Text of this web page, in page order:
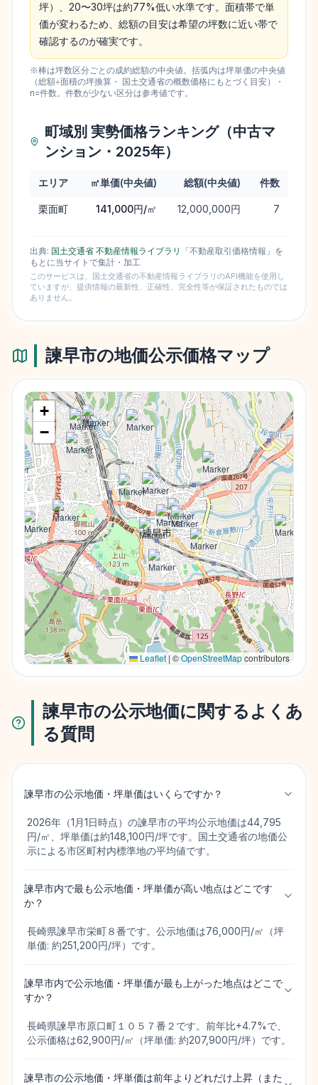
坪）、20〜30坪は約77%低い水準です。面積帯で単
価が変わるため、総額の目安は希望の坪数に近い帯で
確認するのが確実です。
※棒は坪数区分ごとの成約総額の中央値。括弧内は坪単価の中央値
（総額÷面積の坪換算・ 国土交通省の概数価格にもとづく目安）・
n=件数。件数が少ない区分は参考値です。
町域別 実勢価格ランキング（中古マ
ンション・2025年）
エリア ㎡単価(中央値) 総額(中央値) 件数
栗面町 141,000円/㎡ 12,000,000円 7
出典: 国土交通省 不動産情報ライブラリ
「不動産取引価格情報」を
もとに当サイトで集計・加工
このサービスは、国土交通省の不動産情報ライブラリのAPI機能を使用し
ていますが、提供情報の最新性、正確性、完全性等が保証されたものでは
ありません。
諫早市の地価公示価格マップ
+
−
Leaflet|©OpenStreetMapcontributors
諫早市の公示地価に関するよくあ
る質問
諫早市の公示地価・坪単価はいくらですか？
2026年（1月1日時点）の諫早市の平均公示地価は44,795
円/㎡、坪単価は約148,100円/坪です。国土交通省の地価公
示による市区町村内標準地の平均値です。
諫早市内で最も公示地価・坪単価が高い地点はどこです
か？
長崎県諫早市栄町８番です。公示地価は76,000円/㎡（坪
単価: 約251,200円/坪）です。
諫早市内で公示地価・坪単価が最も上がった地点はどこで
すか？
長崎県諫早市原口町１０５７番２です。前年比+4.7%で、
公示価格は62,900円/㎡（坪単価: 約207,900円/坪）です。
諫早市の公示地価・坪単価は前年よりどれだけ上昇（また